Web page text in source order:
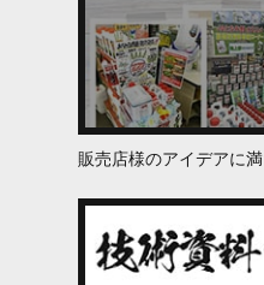
販売店様のアイデアに